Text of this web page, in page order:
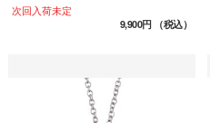
次回入荷未定
9,900円（税込）